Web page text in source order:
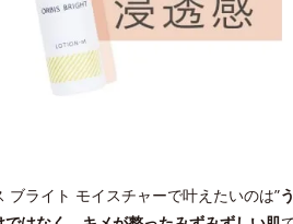
ブライト モイスチャーで叶えたいのは”